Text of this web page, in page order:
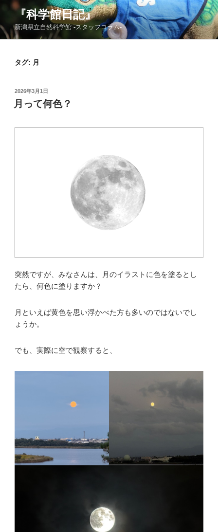
コ
テ
ン
『科学館日記』
新潟県立自然科学館 -スタッフコラム-
タグ: 月
投
稿
日:
2026年3月1日
月って何色？
突然ですが、みなさんは、月のイラストに色を塗るとし
たら、何色に塗りますか？
月といえば黄色を思い浮かべた方も多いのではないでし
ょうか。
でも、実際に空で観察すると、